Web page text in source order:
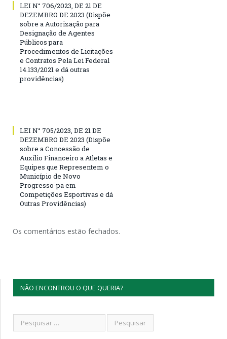
LEI N° 706/2023, DE 21 DE
DEZEMBRO DE 2023 (Dispõe
sobre a Autorização para
Designação de Agentes
Públicos para
Procedimentos de Licitações
e Contratos Pela Lei Federal
14.133/2021 e dá outras
providências)
LEI N° 705/2023, DE 21 DE
DEZEMBRO DE 2023 (Dispõe
sobre a Concessão de
Auxílio Financeiro a Atletas e
Equipes que Representem o
Município de Novo
Progresso-pa em
Competições Esportivas e dá
Outras Providências)
Os comentários estão fechados.
NÃO ENCONTROU O QUE QUERIA?